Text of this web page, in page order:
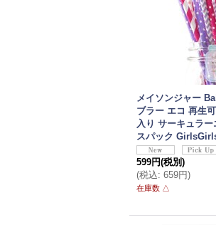
メイソンジャー
ブラー エコ 再生
入り サーキュラ
スパック
599円(税別)
(税込: 659円)
在庫数 △